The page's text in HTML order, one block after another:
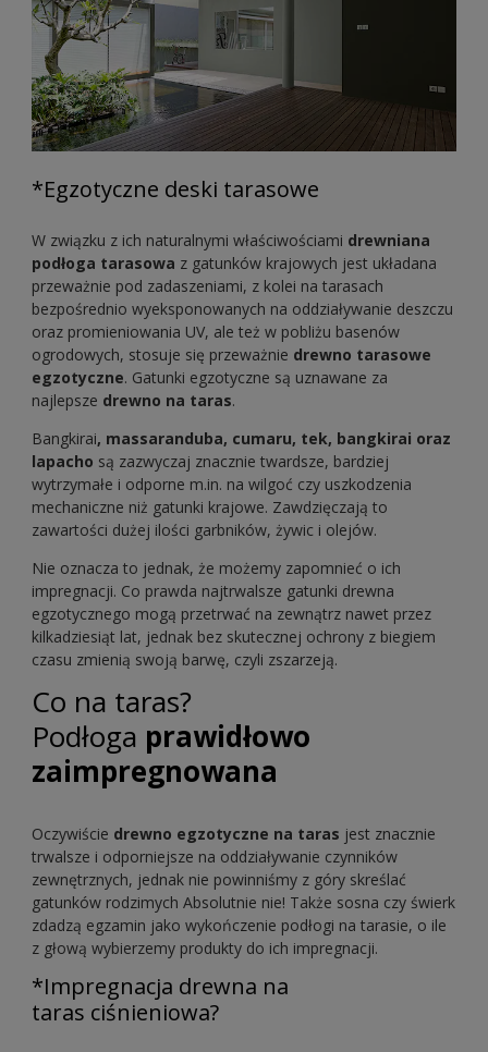
*Egzotyczne deski tarasowe
W związku z ich naturalnymi właściwościami drewniana
podłoga tarasowa z gatunków krajowych jest układana
przeważnie pod zadaszeniami, z kolei na tarasach
bezpośrednio wyeksponowanych na oddziaływanie deszczu
oraz promieniowania UV, ale też w pobliżu basenów
ogrodowych, stosuje się przeważnie drewno tarasowe
egzotyczne. Gatunki egzotyczne są uznawane za
najlepsze drewno na taras.
Bangkirai, massaranduba, cumaru, tek, bangkirai oraz
lapacho są zazwyczaj znacznie twardsze, bardziej
wytrzymałe i odporne m.in. na wilgoć czy uszkodzenia
mechaniczne niż gatunki krajowe. Zawdzięczają to
zawartości dużej ilości garbników, żywic i olejów.
Nie oznacza to jednak, że możemy zapomnieć o ich
impregnacji. Co prawda najtrwalsze gatunki drewna
egzotycznego mogą przetrwać na zewnątrz nawet przez
kilkadziesiąt lat, jednak bez skutecznej ochrony z biegiem
czasu zmienią swoją barwę, czyli zszarzeją.
Co na taras?
Podłoga prawidłowo
zaimpregnowana
Oczywiście drewno egzotyczne na taras jest znacznie
trwalsze i odporniejsze na oddziaływanie czynników
zewnętrznych, jednak nie powinniśmy z góry skreślać
gatunków rodzimych Absolutnie nie! Także sosna czy świerk
zdadzą egzamin jako wykończenie podłogi na tarasie, o ile
z głową wybierzemy produkty do ich impregnacji.
*Impregnacja drewna na
taras ciśnieniowa?